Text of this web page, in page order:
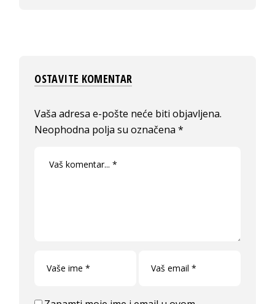
OSTAVITE KOMENTAR
Vaša adresa e-pošte neće biti objavljena.
Neophodna polja su označena*